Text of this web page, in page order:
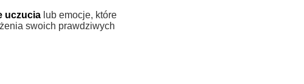
uczucia lub emocje, które
swoich prawdziwych